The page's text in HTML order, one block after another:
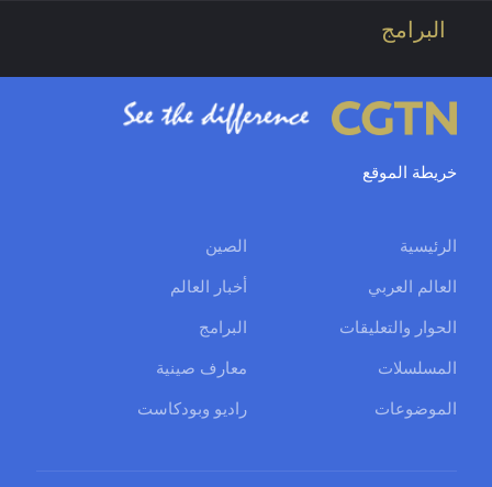
البرامج
خريطة الموقع
الرئيسية
الصين
العالم العربي
أخبار العالم
الحوار والتعليقات
البرامج
المسلسلات
معارف صينية
الموضوعات
راديو وبودكاست